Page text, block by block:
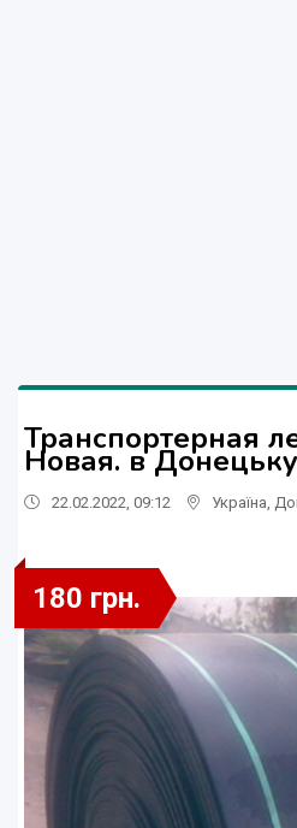
Транспортерная
Новая. в Донецьку
22.02.2022, 09:12 Україна
180 грн.